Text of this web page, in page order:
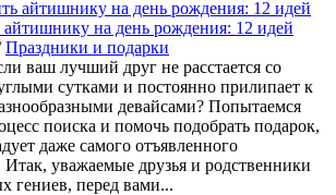
айтишнику на день рождения: 12 идей
Праздники и подарки
ваш лучший друг не расстается со
сутками и постоянно прилипает к
девайсами? Попытаемся
поиска и помочь подобрать подарок,
даже самого отъявленного
Итак, уважаемые друзья и родственники
гениев, перед вами...